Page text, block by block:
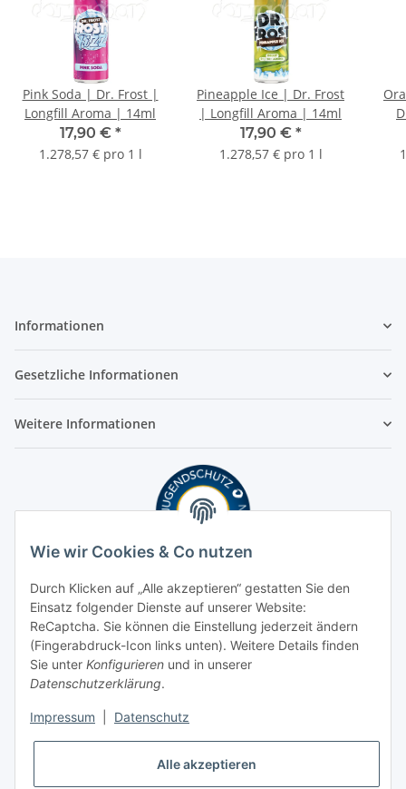
Pink Soda | Dr. Frost |
Longfill Aroma | 14ml
17,90 € *
1.278,57 € pro 1 l
Pineapple Ice | Dr. Frost
| Longfill Aroma | 14ml
17,90 € *
1.278,57 € pro 1 l
Informationen
Gesetzliche Informationen
Weitere Informationen
Wie wir Cookies & Co nutzen
Durch Klicken auf „Alle akzeptieren“ gestatten Sie den
Einsatz folgender Dienste auf unserer Website:
ReCaptcha. Sie können die Einstellung jederzeit ändern
(Fingerabdruck-Icon links unten). Weitere Details finden
Sie unter Konfigurieren und in unserer
Datenschutzerklärung.
Impressum Datenschutz
Alle akzeptieren